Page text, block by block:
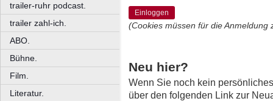
trailer-ruhr podcast.
trailer zahl-ich.
ABO.
Bühne.
Film.
Literatur.
Einloggen
(Cookies müssen für die Anmeldung
Neu hier?
Wenn Sie noch kein
über den folgenden Link zur